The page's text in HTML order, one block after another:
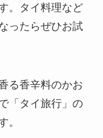
。タイ料理など
ったらぜひお試
る香辛料のかお
「タイ旅行」の
。